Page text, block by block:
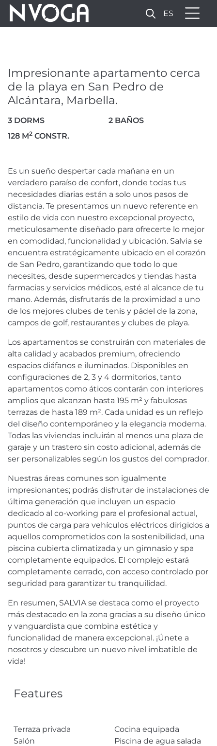
ES
DE ALCÁNTARA,
MARBELLA.
990.000 €
Impresionante apartamento cerca
de la playa en San Pedro de
Alcántara, Marbella.
3 DORMS
2 BAÑOS
128 M2 CONSTR.
Es un sueño despertar cada mañana en un
verdadero paraíso de confort, donde todas tus
necesidades diarias están a solo unos pasos de
distancia. Te presentamos un nuevo referente en
estilo de vida con nuestro excepcional proyecto,
meticulosamente diseñado para ofrecerte lo mejor
en comodidad, funcionalidad y ubicación. Salvia se
encuentra estratégicamente ubicado en el corazón
de San Pedro, garantizando que todo lo que
necesites, desde supermercados y tiendas hasta
farmacias y servicios médicos, esté al alcance de tu
mano. Además, disfrutarás de la proximidad a uno
de los mejores clubes de tenis y pádel de la zona,
campos de golf, restaurantes y clubes de playa.
Los apartamentos se construirán con materiales de
alta calidad y acabados premium, ofreciendo
espacios diáfanos e iluminados. Disponibles en
configuraciones de 2, 3 y 4 dormitorios, tanto
apartamentos como áticos contarán con interiores
amplios que alcanzan hasta 195 m² y fabulosas
terrazas de hasta 189 m². Cada unidad es un reflejo
del diseño contemporáneo y la elegancia moderna.
Todas las viviendas incluirán al menos una plaza de
garaje y un trastero sin costo adicional, además de
ser personalizables según los gustos del comprador.
Nuestras áreas comunes son igualmente
impresionantes; podrás disfrutar de instalaciones de
última generación que incluyen un espacio
dedicado al co-working para el profesional actual,
puntos de carga para vehículos eléctricos dirigidos a
aquellos comprometidos con la sostenibilidad, una
piscina cubierta climatizada y un gimnasio y spa
completamente equipados. El complejo estará
completamente cerrado, con acceso controlado por
seguridad para garantizar tu tranquilidad.
En resumen, SALVIA se destaca como el proyecto
más destacado en la zona gracias a su diseño único
y vanguardista que combina estética y
funcionalidad de manera excepcional. ¡Únete a
nosotros y descubre un nuevo nivel imbatible de
vida!
Features
Terraza privada
Cocina equipada
Salón
Piscina de agua salada